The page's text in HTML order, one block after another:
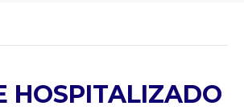
HOSPITALIZADO